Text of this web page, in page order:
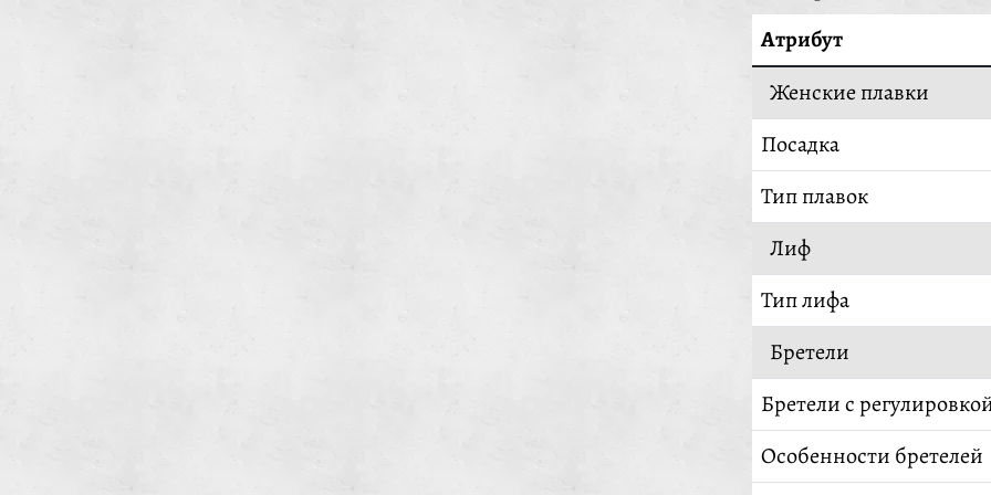
Атрибут
Женские плавки
Посадка
Тип плавок
Лиф
Тип лифа
Бретели
Бретели с
Особенности бретелей